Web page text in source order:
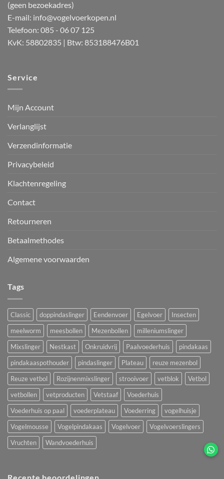
(geen bezoekadres)
E-mail: info@vogelvoerkopen.nl
Telefoon: 085 - 06 07 125
KvK: 58802835 | Btw: 853188476B01
Service
Mijn Account
Verlanglijst
Verzendinformatie
Privacybeleid
Klachtenregeling
Contact
Retourneren
Betaalmethodes
Algemene voorwaarden
Tags
Classic doppindaslinger Eendenvoer Egelvoer
Insecten
meelworm
meesbollen Mezenbollen
milleniumslinger
Mixslinger
Nestkast Onkruidvrij Paalvoederhuis
pindakaas
pindakaaspothouder
pindaslinger Plateau
reuze mezenbol
Reuze vetbol
Rozijnenmixslinger strooivoer vetblok
Vetbol
vetbollen
vetproducten Vetstaaf
Voederhuis
Voederhuis op paal
voederplateau Voederring
vogelhuisje
Vogelmousse
Vogelpindakaas Vogelvoer
Vogelvoerslingers
Vruchten
Wandvoederhuis